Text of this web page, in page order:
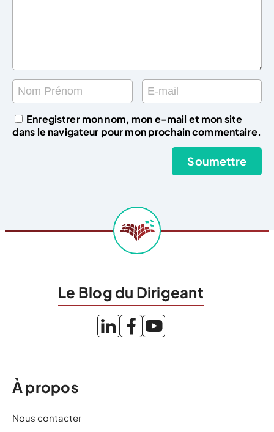
Enregistrer mon nom, mon e-mail et mon site
dans le navigateur pour mon prochain commentaire.
Le Blog du Dirigeant
À propos
Nous contacter